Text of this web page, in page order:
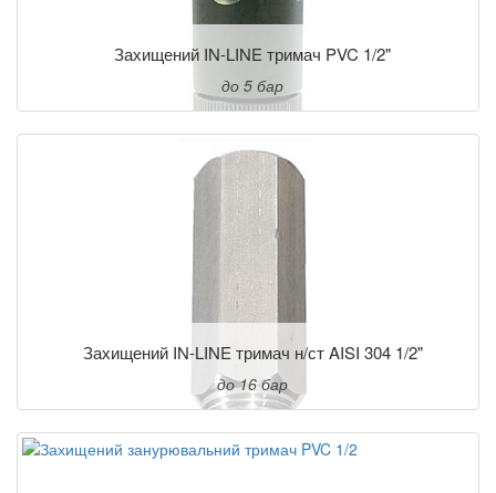
Захищений IN-LINE тримач PVC 1/2"
до 5 бар
Захищений IN-LINE тримач н/ст AISI 304 1/2"
до 16 бар